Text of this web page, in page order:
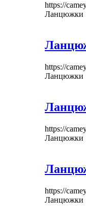
https://
Ланцюжки
https://
Ланцюжки
https://
Ланцюжки
https://
Ланцюжки